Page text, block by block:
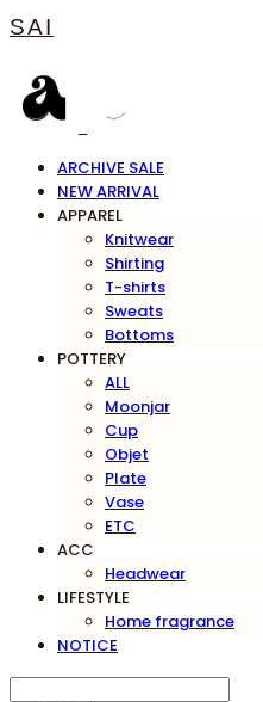
SAI
ARCHIVE SALE
NEW ARRIVAL
APPAREL
Knitwear
Shirting
T-shirts
Sweats
Bottoms
POTTERY
ALL
Moonjar
Cup
Objet
Plate
Vase
ETC
ACC
Headwear
LIFESTYLE
Home fragrance
NOTICE